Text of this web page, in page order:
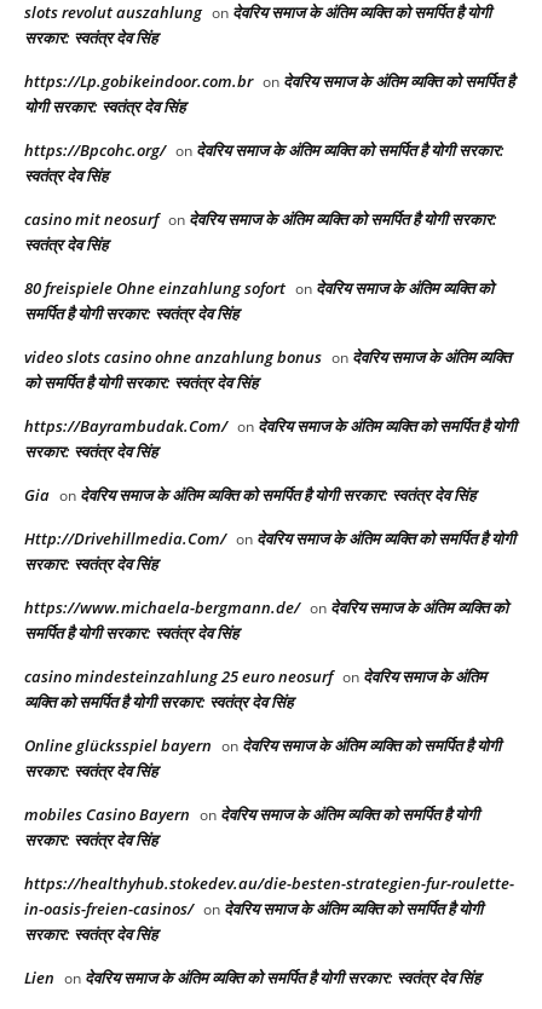
slots revolut auszahlung on देवरिय समाज के अंतिम व्यक्ति को समर्पित है योगी
सरकार: स्वतंत्र देव सिंह
https://Lp.gobikeindoor.com.br on देवरिय समाज के अंतिम व्यक्ति को समर्पित है
योगी सरकार: स्वतंत्र देव सिंह
https://Bpcohc.org/ on देवरिय समाज के अंतिम व्यक्ति को समर्पित है योगी सरकार:
स्वतंत्र देव सिंह
casino mit neosurf on देवरिय समाज के अंतिम व्यक्ति को समर्पित है योगी सरकार:
स्वतंत्र देव सिंह
80 freispiele Ohne einzahlung sofort on देवरिय समाज के अंतिम व्यक्ति को
समर्पित है योगी सरकार: स्वतंत्र देव सिंह
video slots casino ohne anzahlung bonus on देवरिय समाज के अंतिम व्यक्ति
को समर्पित है योगी सरकार: स्वतंत्र देव सिंह
https://Bayrambudak.Com/ on देवरिय समाज के अंतिम व्यक्ति को समर्पित है योगी
सरकार: स्वतंत्र देव सिंह
Gia on देवरिय समाज के अंतिम व्यक्ति को समर्पित है योगी सरकार: स्वतंत्र देव सिंह
Http://Drivehillmedia.Com/ on देवरिय समाज के अंतिम व्यक्ति को समर्पित है योगी
सरकार: स्वतंत्र देव सिंह
https://www.michaela-bergmann.de/ on देवरिय समाज के अंतिम व्यक्ति को
समर्पित है योगी सरकार: स्वतंत्र देव सिंह
casino mindesteinzahlung 25 euro neosurf on देवरिय समाज के अंतिम
व्यक्ति को समर्पित है योगी सरकार: स्वतंत्र देव सिंह
Online glücksspiel bayern on देवरिय समाज के अंतिम व्यक्ति को समर्पित है योगी
सरकार: स्वतंत्र देव सिंह
mobiles Casino Bayern on देवरिय समाज के अंतिम व्यक्ति को समर्पित है योगी
सरकार: स्वतंत्र देव सिंह
https://healthyhub.stokedev.au/die-besten-strategien-fur-roulette-
in-oasis-freien-casinos/ on देवरिय समाज के अंतिम व्यक्ति को समर्पित है योगी
सरकार: स्वतंत्र देव सिंह
Lien on देवरिय समाज के अंतिम व्यक्ति को समर्पित है योगी सरकार: स्वतंत्र देव सिंह